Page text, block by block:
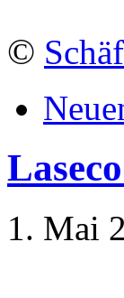
©
1. Mai